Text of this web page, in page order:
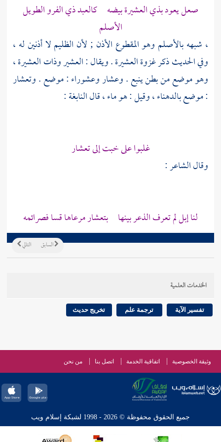
صعل يعود بذي العشيرة بيضه كالعبد ذي الفرو الطويل
الأصلم
، شبهه بالأصلم وهو المقطوع الأذن ; لأن الظليم لا أذنين له ،
وفي الحديث ذكر غزوةالعشيرة. ويقال :العشيروذات العشيرة،
وهو موضع من بطنينبع.وعشاروعشوراء: موضع .وتعشار
: موضعبالدهناء، وقيل : هو ماء ، قالالنابغة:
غلبوا على خبت إلى تعشار
وقال الشاعر :
لنا إبل لم تعرف الذعر بينها بتعشار مرعاها قسا فصرائمه
التالي السابق
الخدمات العلمية
تفسير الآية ترجمة علم تخريج حديث
وثيقة الخصوصية اتفاقية الخدمة اتصل بنا من نحن
جميع الحقوق محفوظة © 2026 - 1998 لشبكة إسلام ويب